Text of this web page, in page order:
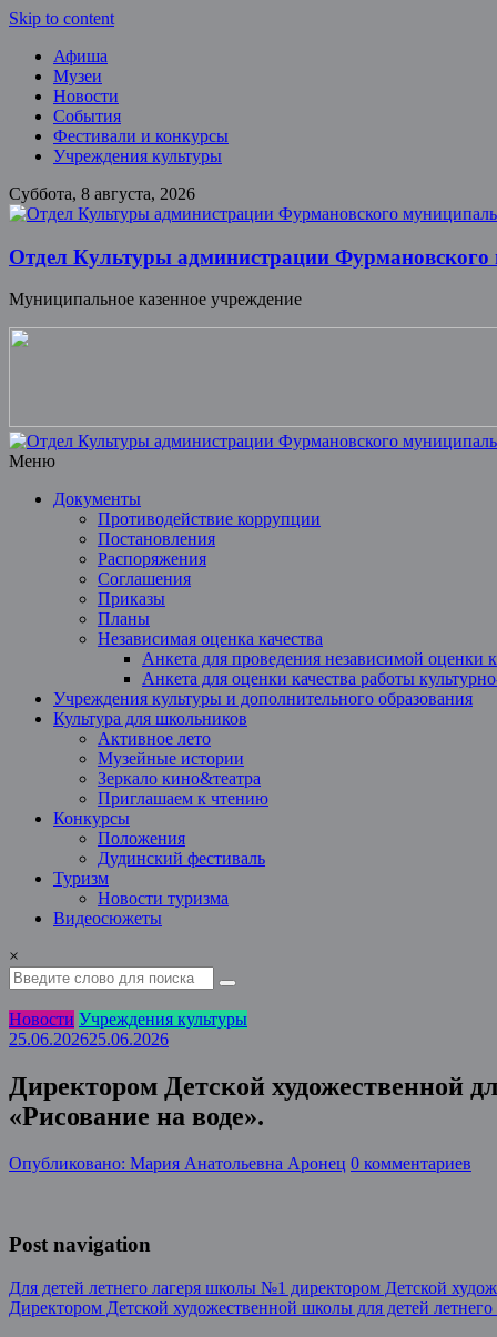
Skip to content
Афиша
Музеи
Новости
События
Фестивали и конкурсы
Учреждения культуры
Суббота, 8 августа, 2026
Отдел Культуры администрации Фурмановского
Муниципальное казенное учреждение
Меню
Документы
Противодействие коррупции
Постановления
Распоряжения
Соглашения
Приказы
Планы
Независимая оценка качества
Анкета для проведения независимой оценки
Анкета для оценки качества работы
Учреждения культуры и дополнительного образования
Культура для школьников
Активное лето
Музейные истории
Зеркало кино&театра
Приглашаем к чтению
Конкурсы
Положения
Дудинский фестиваль
Туризм
Новости туризма
Видеосюжеты
×
Новости Учреждения культуры
25.06.202625.06.2026
Директором Детской художественной
«Рисование на воде».
Опубликовано: Мария Анатольевна Аронец 0 комментариев
Post navigation
Для детей летнего лагеря школы №1 директором Детской
Директором Детской художественной школы для детей